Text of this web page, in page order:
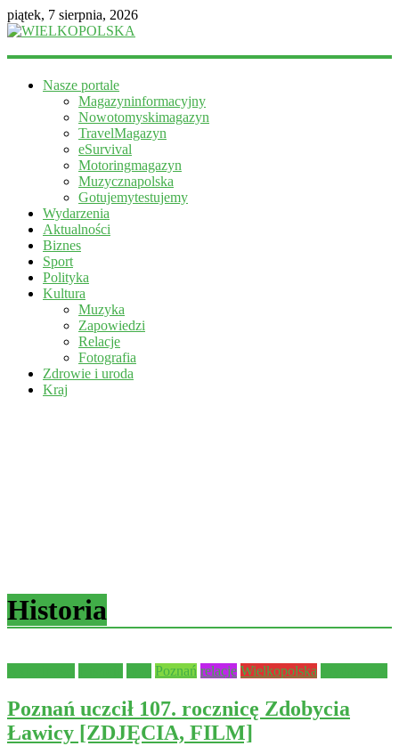
piątek, 7 sierpnia, 2026
WIELKOPOLSKA
informacyjny
Nasze portale
Magazyninformacyjny
Nowotomyskimagazyn
TravelMagazyn
eSurvival
Motoringmagazyn
Muzycznapolska
Gotujemytestujemy
Wydarzenia
Aktualności
Biznes
Sport
Polityka
Kultura
Muzyka
Zapowiedzi
Relacje
Fotografia
Zdrowie i uroda
Kraj
Historia
Poznań relacje Wielkopolska
Poznań uczcił 107. rocznicę Zdobycia
Ławicy [ZDJĘCIA, FILM]